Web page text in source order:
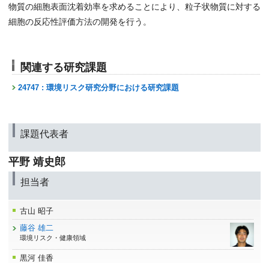
物質の細胞表面沈着効率を求めることにより、粒子状物質に対する
細胞の反応性評価方法の開発を行う。
関連する研究課題
24747 : 環境リスク研究分野における研究課題
課題代表者
平野 靖史郎
担当者
古山 昭子
藤谷 雄二
環境リスク・健康領域
黒河 佳香